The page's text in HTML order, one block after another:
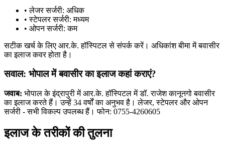
• लेजर सर्जरी: अधिक
• स्टेपलर सर्जरी: मध्यम
• ओपन सर्जरी: कम
सटीक खर्च के लिए आर.के. हॉस्पिटल से संपर्क करें। अधिकांश बीमा में बवासीर
का इलाज कवर होता है।
सवाल: भोपाल में बवासीर का इलाज कहां कराएं?
जवाब: भोपाल के इंद्रापुरी में आर.के. हॉस्पिटल में डॉ. राजेश कानूनगो बवासीर
का इलाज करते हैं। उन्हें 34 वर्षों का अनुभव है। लेजर, स्टेपलर और ओपन
सर्जरी - सभी विकल्प उपलब्ध हैं। फोन: 0755-4260605
इलाज के तरीकों की तुलना